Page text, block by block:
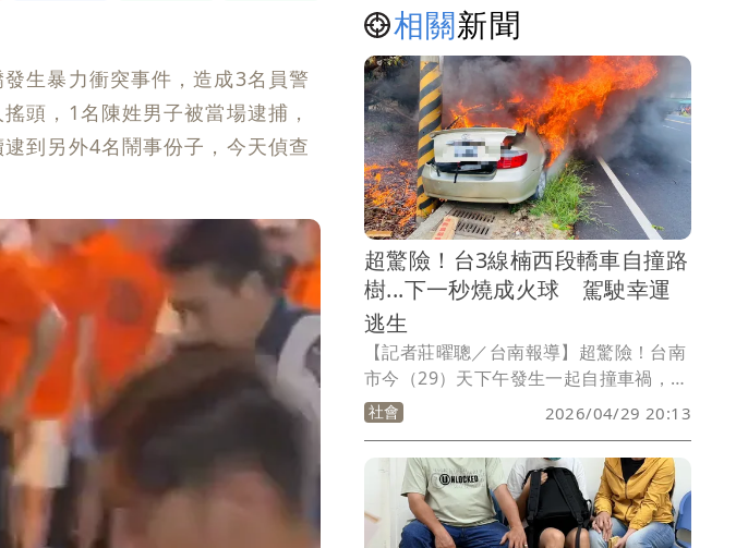
生暴力衝突事件，造成3名員警
頭，1名陳姓男子被當場逮捕，
到另外4名鬧事份子，今天偵查
相關新聞
超驚險！台3線楠西段轎車自撞路
樹...下一秒燒成火球 駕駛幸運
逃生
【記者莊曜聰／台南報導】超驚險！台南
市今（29）天下午發生一起自撞車禍，年
約45歲男子開車行經台3線楠西區鹿陶洋
路段時，不知何故突然偏移車道，車頭猛
撞路樹後停下，隨後開始冒煙，駕駛回神
後趕緊逃出，轎車隨即起火，警消到場時
已經陷入全面燃燒，所幸男子警輕傷送
醫，詳細肇事原因有待釐清。
社會 2026/04/29 20:13